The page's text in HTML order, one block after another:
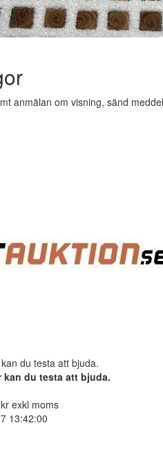
anmälan om visning, sänd
du testa att bjuda.
kan du testa att bjuda.
exkl moms
13:42:00